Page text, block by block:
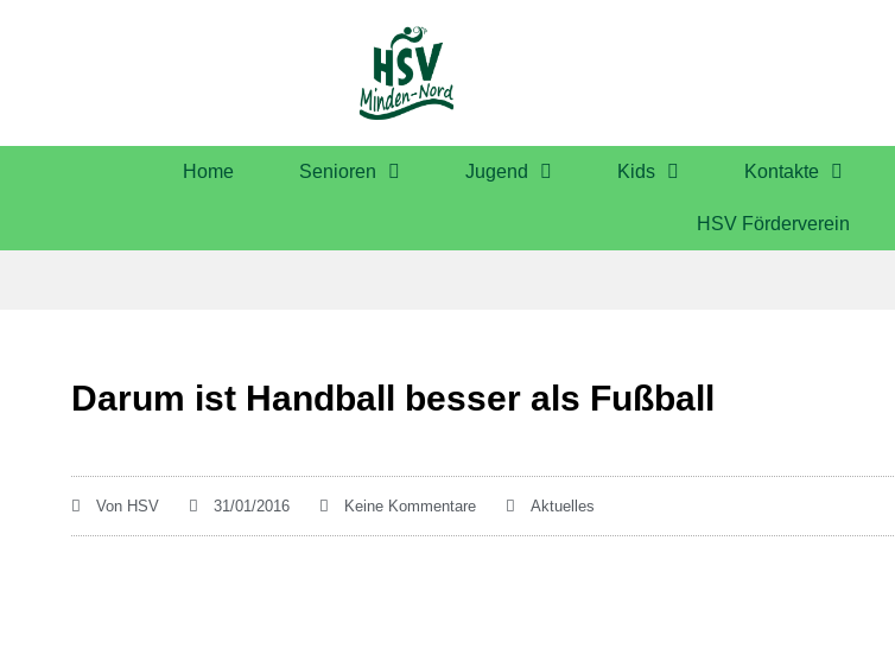
Home Senioren Jugend Kids Kontakte
HSV Förderverein
Darum ist Handball besser als Fußball
Von HSV 31/01/2016 Keine Kommentare Aktuelles